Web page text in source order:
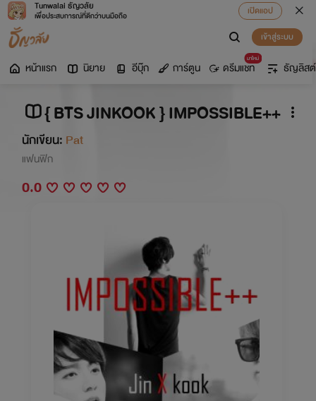
Tunwalai ธัญวลัย
เพื่อประสบการณ์ที่ดีกว่าบนมือถือ
เปิดแอป
เข้าสู่ระบบ
หน้าแรก นิยาย อีบุ๊ก การ์ตูน
มาใหม่
ดรีมแชท ธัญลิสต์
{ BTS JINKOOK } IMPOSSIBLE++
นักเขียน: Pat
แฟนฟิก
0.0